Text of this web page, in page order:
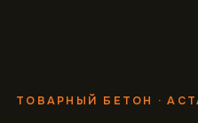
ТОВАРНЫЙ БЕТОН ·